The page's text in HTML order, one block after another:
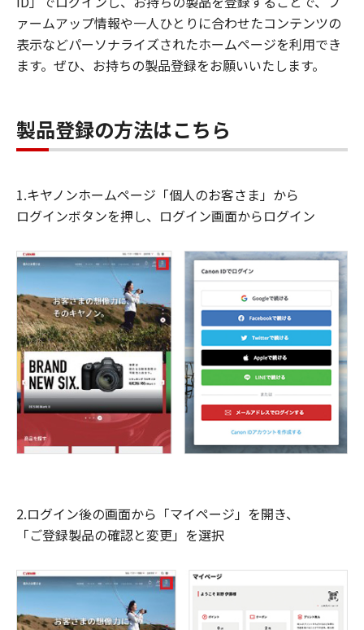
ァームアップ情報や一人ひとりに合わせたコンテンツの
表示などパーソナライズされたホームページを利用でき
ます。ぜひ、お持ちの製品登録をお願いいたします。
製品登録の方法はこちら
1.キヤノンホームページ「個人のお客さま」から
ログインボタンを押し、ログイン画面からログイン
2.ログイン後の画面から「マイページ」を開き、
「ご登録製品の確認と変更」を選択